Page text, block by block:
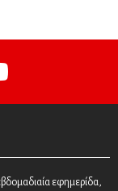
youtube
εφημερίδα,